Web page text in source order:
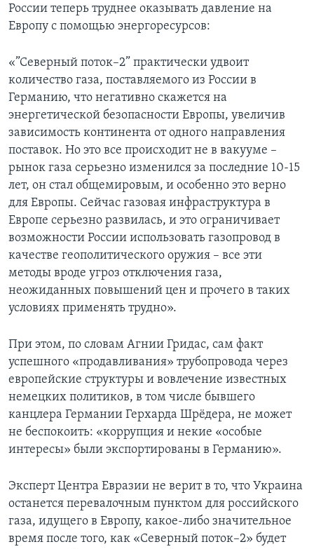
России теперь труднее оказывать давление на
Европу с помощью энергоресурсов:
«”Северный поток–2” практически удвоит
количество газа, поставляемого из России в
Германию, что негативно скажется на
энергетической безопасности Европы, увеличив
зависимость континента от одного направления
поставок. Но это все происходит не в вакууме –
рынок газа серьезно изменился за последние 10-15
лет, он стал общемировым, и особенно это верно
для Европы. Сейчас газовая инфраструктура в
Европе серьезно развилась, и это ограничивает
возможности России использовать газопровод в
качестве геополитического оружия – все эти
методы вроде угроз отключения газа,
неожиданных повышений цен и прочего в таких
условиях применять трудно».
При этом, по словам Агнии Гридас, сам факт
успешного «продавливания» трубопровода через
европейские структуры и вовлечение известных
немецких политиков, в том числе бывшего
канцлера Германии Герхарда Шрёдера, не может
не беспокоить: «коррупция и некие «особые
интересы» были экспортированы в Германию».
Эксперт Центра Евразии не верит в то, что Украина
останется перевалочным пунктом для российского
газа, идущего в Европу, какое-либо значительное
время после того, как «Северный поток–2» будет